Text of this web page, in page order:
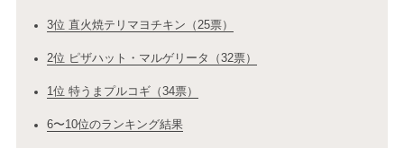
3位 直火焼テリマヨチキン（25票）
2位 ピザハット・マルゲリータ（32票）
1位 特うまプルコギ（34票）
6〜10位のランキング結果